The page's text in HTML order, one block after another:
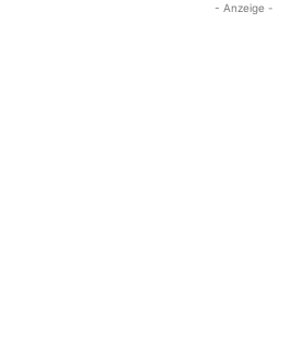
- Anzeige -